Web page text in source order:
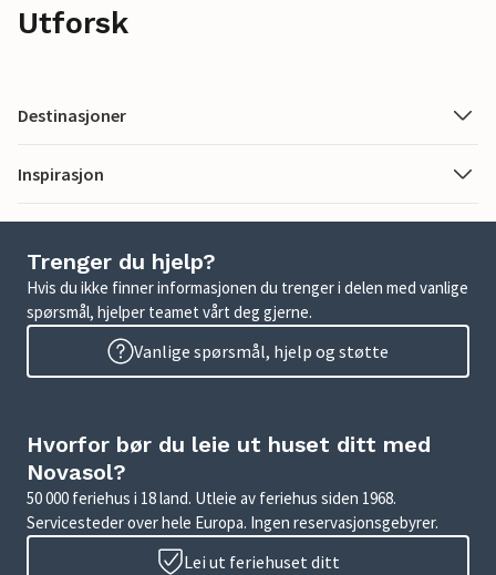
Utforsk
Destinasjoner
Inspirasjon
Trenger du hjelp?
Hvis du ikke finner informasjonen du trenger i delen med vanlige
spørsmål, hjelper teamet vårt deg gjerne.
Vanlige spørsmål, hjelp og støtte
Hvorfor bør du leie ut huset ditt med
Novasol?
50 000 feriehus i 18 land. Utleie av feriehus siden 1968.
Servicesteder over hele Europa. Ingen reservasjonsgebyrer.
Lei ut feriehuset ditt